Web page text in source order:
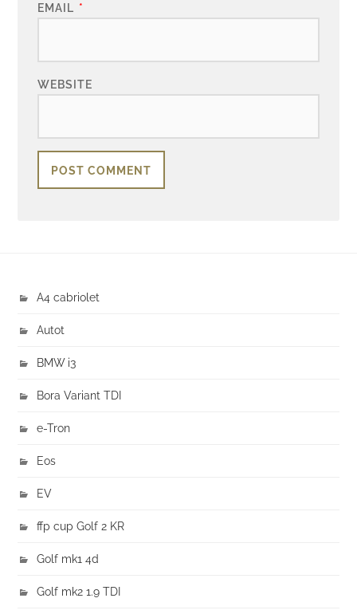
EMAIL *
WEBSITE
A4 cabriolet
Autot
BMW i3
Bora Variant TDI
e-Tron
Eos
EV
ffp cup Golf 2 KR
Golf mk1 4d
Golf mk2 1.9 TDI